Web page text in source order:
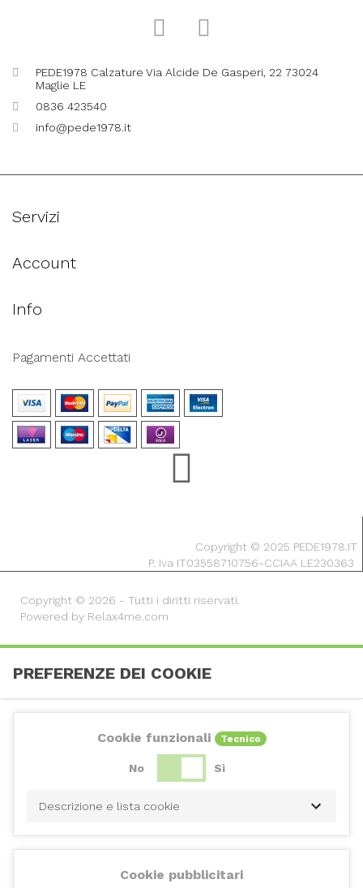
PEDE1978 Calzature Via Alcide De Gasperi, 22 73024
Maglie LE
0836 423540
info@pede1978.it
Servizi
Account
Info
Pagamenti Accettati
Copyright © 2025 PEDE1978.IT
P. Iva IT03558710756-CCIAA LE230363
Copyright © 2026 - Tutti i diritti riservati.
Powered by Relax4me.com
PREFERENZE DEI COOKIE
Cookie funzionali Tecnico
No Sì
Descrizione e lista cookie
Cookie pubblicitari